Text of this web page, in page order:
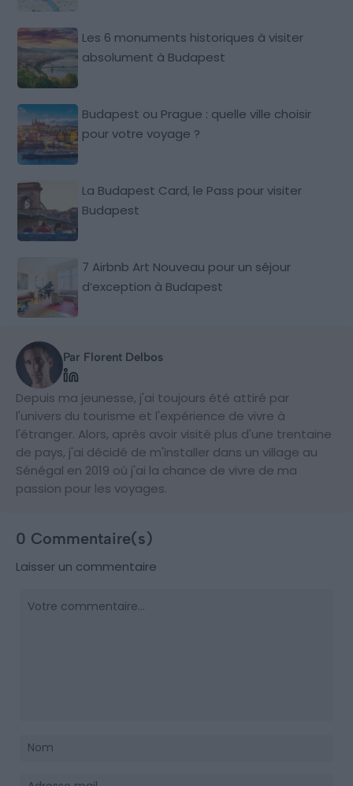
Les 6 monuments historiques à visiter
absolument à Budapest
Budapest ou Prague : quelle ville choisir
pour votre voyage ?
La Budapest Card, le Pass pour visiter
Budapest
7 Airbnb Art Nouveau pour un séjour
d’exception à Budapest
Par Florent Delbos
Depuis ma jeunesse, j'ai toujours été attiré par
l'univers du tourisme et l'expérience de vivre à
l'étranger. Alors, après avoir visité plus d'une trentaine
de pays, j'ai décidé de m'installer dans un village au
Sénégal en 2019 où j'ai la chance de vivre de ma
passion pour les voyages.
0 Commentaire(s)
Laisser un commentaire